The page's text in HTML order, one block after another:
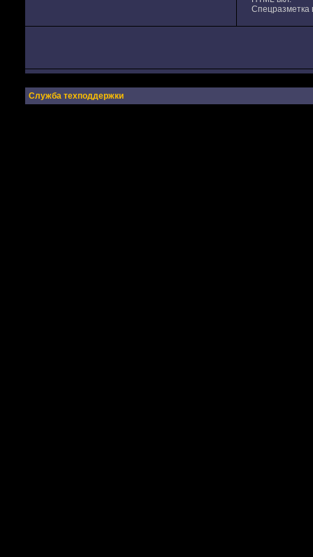
Спецразметка
Служба техподдержки